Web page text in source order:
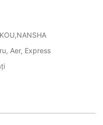
Aer, Express